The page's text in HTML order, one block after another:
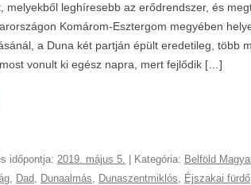
melyekből leghíresebb az erődrendszer, és
Komárom-Esztergom megyében
a Duna két partján épült eredetileg, több
vonult ki egész napra, mert fejlődik […]
időpontja: 2019. május 5. | Kategória: Belföld
, Dad, Dunaalmás, Dunaszentmiklós, Éjszakai fürdő